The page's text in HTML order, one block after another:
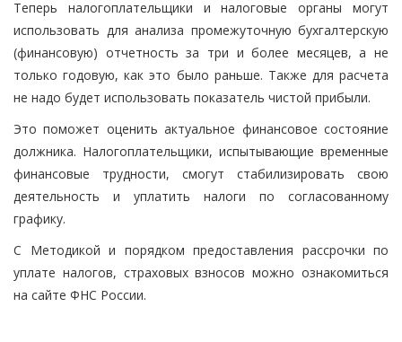
Теперь налогоплательщики и налоговые органы могут
использовать для анализа промежуточную бухгалтерскую
(финансовую) отчетность за три и более месяцев, а не
только годовую, как это было раньше. Также для расчета
не надо будет использовать показатель чистой прибыли.
Это поможет оценить актуальное финансовое состояние
должника. Налогоплательщики, испытывающие временные
финансовые трудности, смогут стабилизировать свою
деятельность и уплатить налоги по согласованному
графику.
С Методикой и порядком предоставления рассрочки по
уплате налогов, страховых взносов можно ознакомиться
на сайте ФНС России.